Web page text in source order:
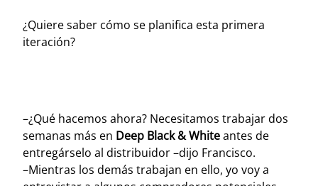
¿Quiere saber cómo se planifica esta primera
iteración?
–¿Qué hacemos ahora? Necesitamos trabajar dos
semanas más en Deep Black & Whiteantes de
entregárselo al distribuidor –dijo Francisco.
–Mientras los demás trabajan en ello, yo voy a